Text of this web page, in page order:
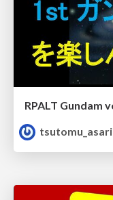
tsutomu_asari